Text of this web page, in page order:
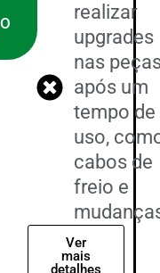
realizar
upgrades
nas
após um
tempo de
uso,
cabos de
freio e
Ver
mais
detalhes